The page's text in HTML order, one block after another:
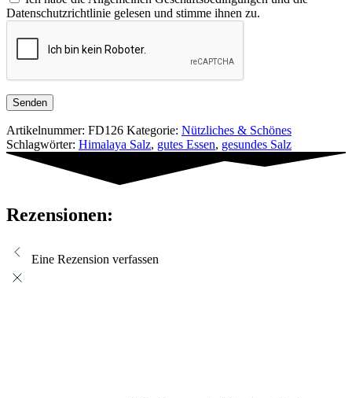
Datenschutzrichtlinie gelesen und stimme ihnen zu.
Artikelnummer: FD126 Kategorie: Nützliches & Schönes
Schlagwörter: Himalaya Salz, gutes Essen, gesundes Salz
Rezensionen:
Eine Rezension verfassen